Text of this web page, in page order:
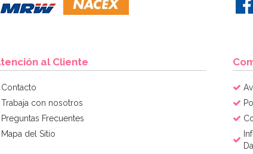
al Cliente
Contacto
Trabaja con nosotros
Preguntas Frecuentes
Mapa del Sitio